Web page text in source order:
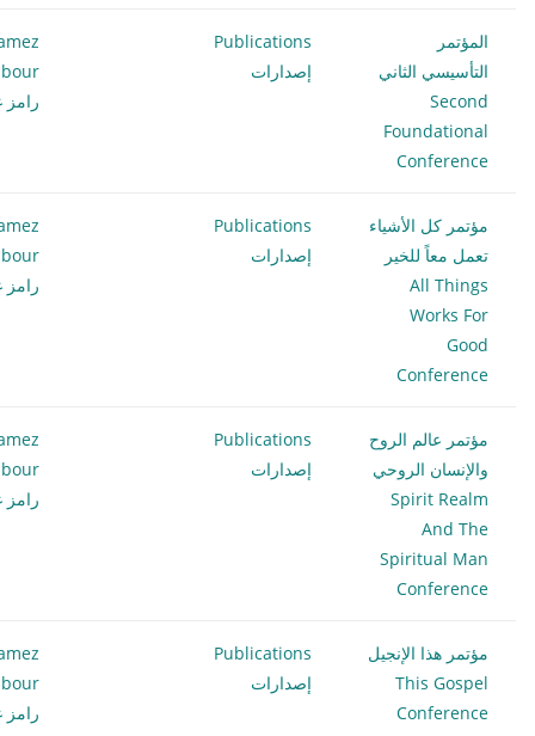
المؤتمر
التأسيسي الثاني
Second
Foundational
Conference
Publications
إصدارات
رامز
مؤتمر كل الأشياء
تعمل معاً للخير
All Things
Works For
Good
Conference
Publications
إصدارات
رامز
مؤتمر عالم الروح
والإنسان الروحي
Spirit Realm
And The
Spiritual Man
Conference
Publications
إصدارات
رامز
مؤتمر هذا الإنجيل
This Gospel
Conference
Publications
إصدارات
رامز